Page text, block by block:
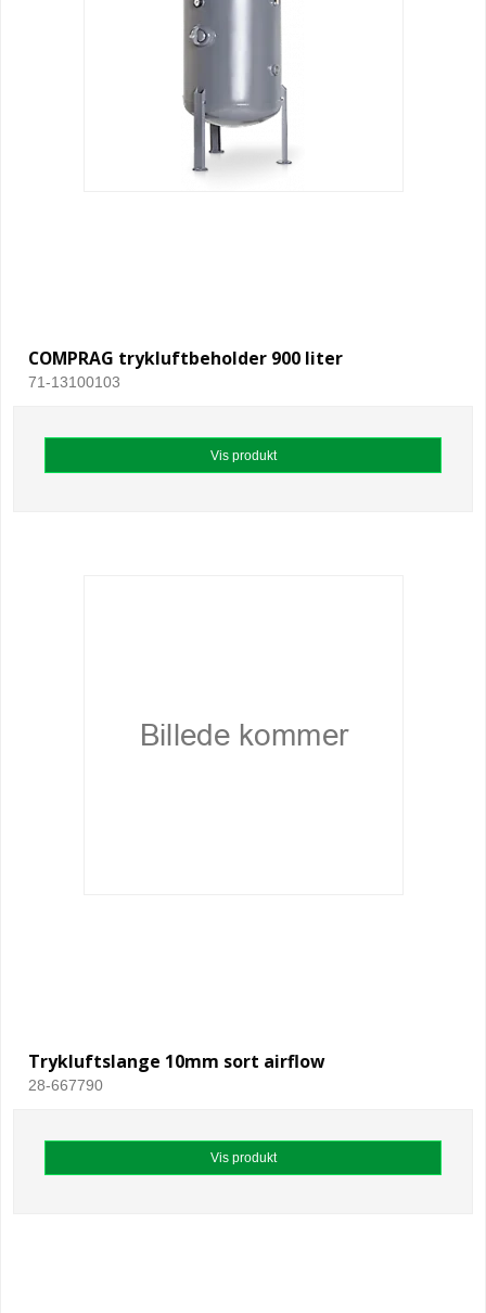
COMPRAG trykluftbeholder 900 liter
71-13100103
Vis produkt
Trykluftslange 10mm sort airflow
28-667790
Vis produkt